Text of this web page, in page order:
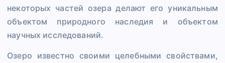
некоторых частей озера делают его уникальным
объектом природного наследия и объектом
научных исследований.
Озеро известно своими целебными свойствами,